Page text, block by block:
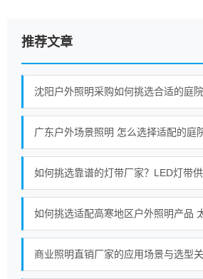
推荐文章
沈阳户外照明采购如何挑选合适的庭
广东户外场景照明 怎么选择适配的庭
如何挑选靠谱的灯带厂家？LED灯带
如何挑选适配高寒地区户外照明产品
商业照明直销厂家的应用场景与选型